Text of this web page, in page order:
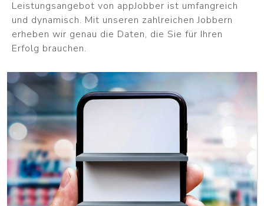
Leistungsangebot von appJobber ist umfangreich
und dynamisch. Mit unseren zahlreichen Jobbern
erheben wir genau die Daten, die Sie für Ihren
Erfolg brauchen.